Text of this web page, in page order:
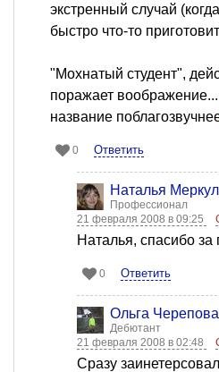
экстренный случай
быстро что-то
"Мохнатый студент",
поражает
название
0 Ответить
Наталья
Профессионал
21 февраля 2008 в 09:25
Наталья, спасибо
0 Ответить
Ольга Черепова
Дебютант
21 февраля 2008 в 02:48
Сразу